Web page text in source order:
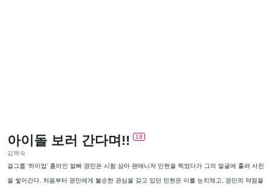
아이돌 보러 간다며!! 19
김백숙
걸그룹 ‘하이업’ 홈마인 얼빠 경민은 시험 삼아 팬매니저 민현을 찍었다가 그의 얼굴에 홀려 사진
을 쌓아간다. 처음부터 경민에게 불순한 관심을 갖고 있던 민현은 이를 눈치채고, 경민의 약점을